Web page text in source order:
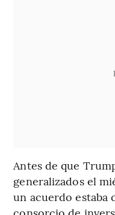
Antes de que
generalizados el
un acuerdo estaba